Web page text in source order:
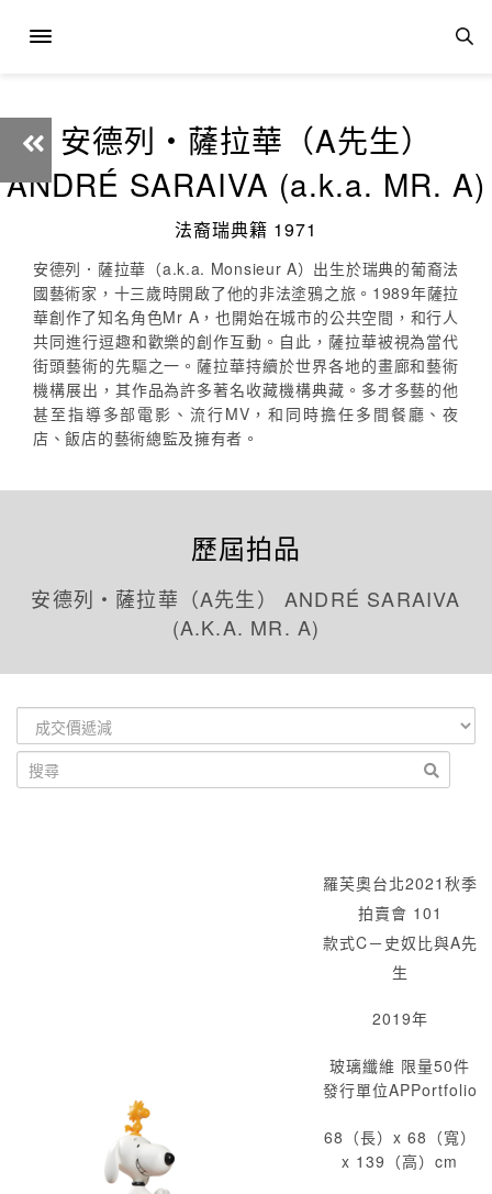
安德列‧薩拉華（A先生）
ANDRÉ SARAIVA (a.k.a. MR. A)
法裔瑞典籍 1971
安德列．薩拉華（a.k.a. Monsieur A）出生於瑞典的葡裔法
國藝術家，十三歲時開啟了他的非法塗鴉之旅。1989年薩拉
華創作了知名角色Mr A，也開始在城市的公共空間，和行人
共同進行逗趣和歡樂的創作互動。自此，薩拉華被視為當代
街頭藝術的先驅之一。薩拉華持續於世界各地的畫廊和藝術
機構展出，其作品為許多著名收藏機構典藏。多才多藝的他
甚至指導多部電影、流行MV，和同時擔任多間餐廳、夜
店、飯店的藝術總監及擁有者。
歷屆拍品
安德列‧薩拉華（A先生） ANDRÉ SARAIVA
(A.K.A. MR. A)
羅芙奧台北2021秋季
拍賣會 101
款式C－史奴比與A先
生
2019年
玻璃纖維 限量50件
發行單位APPortfolio
68（長）x 68（寬）
x 139（高）cm